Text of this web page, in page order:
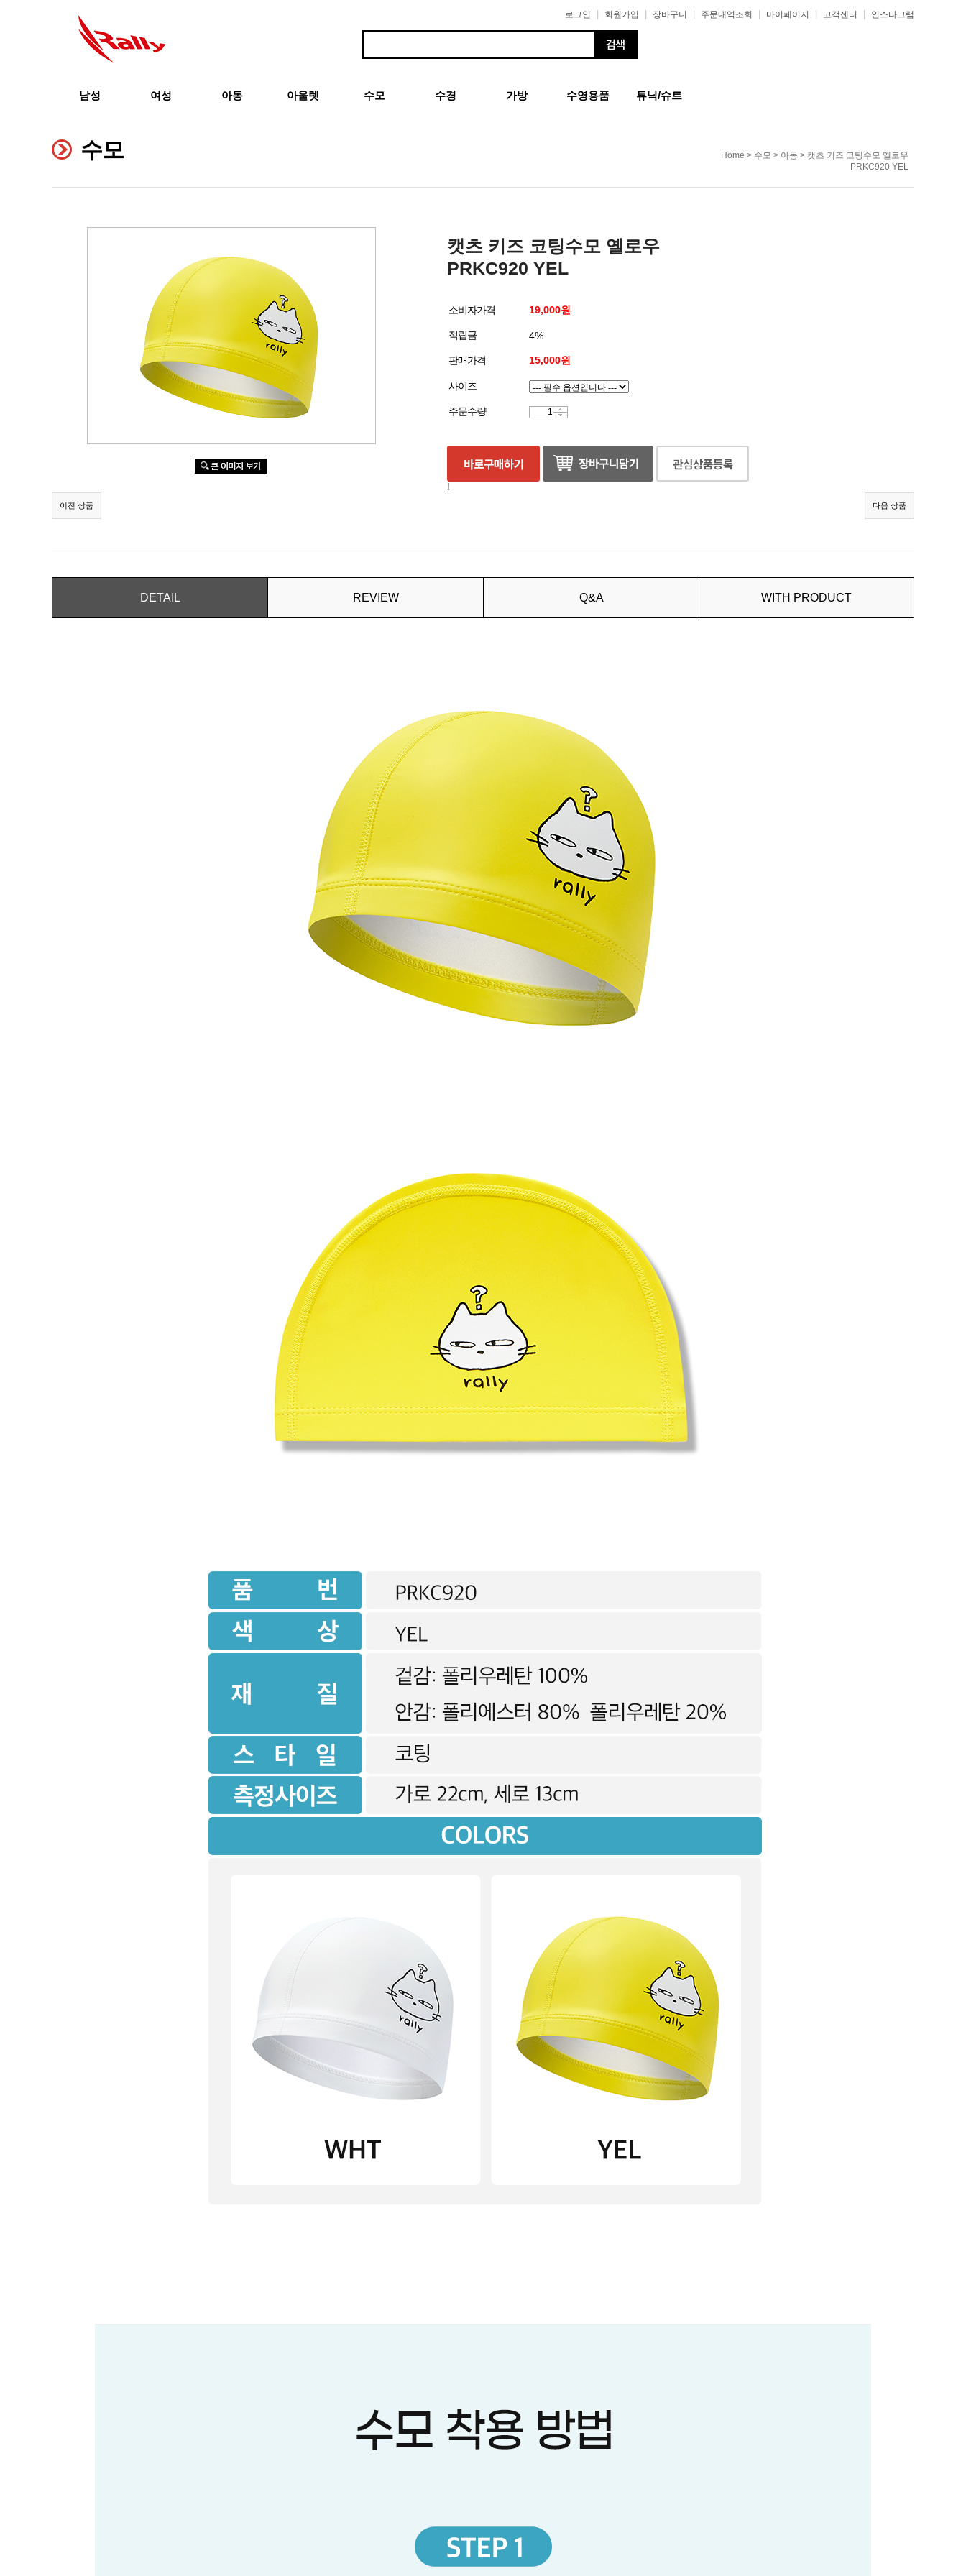
로그인 회원가입 장바구니 주문내역조회 마이페이지 고객센터 인스타그램
남성 여성 아동 아울렛 수모 수경 가방 수영용품 튜닉/슈트
수모 Home > 수모 > 아동 > 캣츠 키즈 코팅수모 옐로우
PRKC920 YEL
캣츠 키즈 코팅수모 옐로우
PRKC920 YEL
소비자가격 19,000원
적립금 4%
판매가격 15,000원
사이즈
주문수량
!
이전 상품 다음 상품
DETAIL REVIEW Q&A WITH PRODUCT